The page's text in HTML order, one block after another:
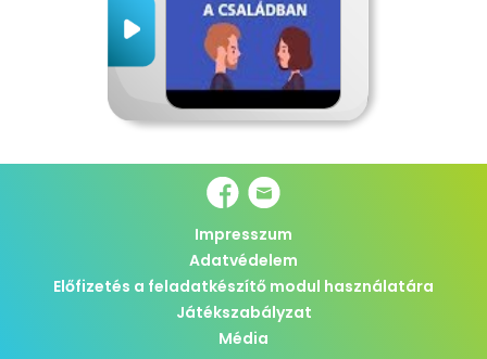
Impresszum
Adatvédelem
Előfizetés a feladatkészítő modul használatára
Játékszabályzat
Média